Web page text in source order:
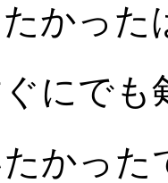
かっ
にでも
かっ